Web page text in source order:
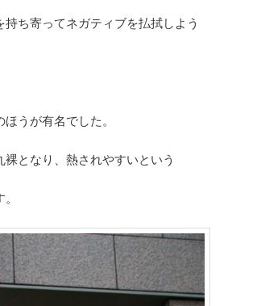
ち寄ってネガティブを払拭しよう
うが有名でした。
となり、熱されやすいという